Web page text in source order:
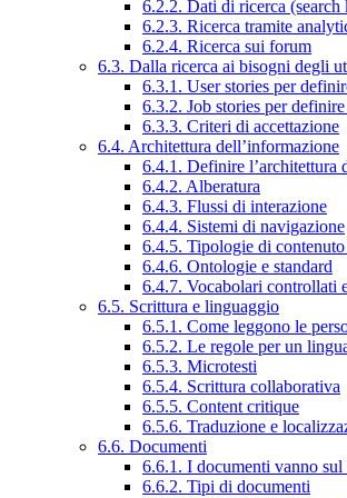
6.2.2. Dati di ricerca (search
6.2.3. Ricerca tramite
6.2.4. Ricerca sui forum
6.3. Dalla ricerca ai bisogni degli
6.3.1. User stories per
6.3.2. Job stories per
6.3.3. Criteri di accettazione
6.4. Architettura dell’informazione
6.4.1. Definire l’architettura
6.4.2. Alberatura
6.4.3. Flussi di interazione
6.4.4. Sistemi di navigazione
6.4.5. Tipologie di
6.4.6. Ontologie e standard
6.4.7. Vocabolari controllati
6.5. Scrittura e linguaggio
6.5.1. Come leggono le
6.5.2. Le regole per un
6.5.3. Microtesti
6.5.4. Scrittura collaborativa
6.5.5. Content critique
6.5.6. Traduzione e
6.6. Documenti
6.6.1. I documenti vanno sul
6.6.2. Tipi di documenti